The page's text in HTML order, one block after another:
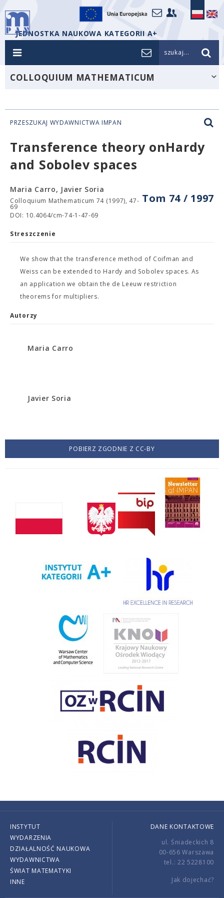
JEDNOSTKA NAUKOWA KATEGORII A+
szukaj...
COLLOQUIUM MATHEMATICUM
PRZESZUKAJ WYDAWNICTWA IMPAN
Transference theory onHardy
and Sobolev spaces
Tom 74 / 1997
Maria Carro, Javier Soria
Colloquium Mathematicum 74 (1997), 47-
69
DOI: 10.4064/cm-74-1-47-69
Streszczenie
We show that the transference method of Coifman and
Weiss can be extended to Hardy and Sobolev spaces. As
an application we obtain the de Leeuw restriction
theorems for multipliers.
Autorzy
Maria Carro
Javier Soria
POBIERZ ZGODNIE Z CC-BY
INSTYTUT
WYDARZENIA
DZIAŁALNOŚĆ NAUKOWA
WYDAWNICTWA
ŚWIAT MATEMATYKI
INNE
DANE KONTAKTOWE
ul. Śniadeckich 8
00-656 Warszawa
tel.: 22 5228100
Jak dojechać?